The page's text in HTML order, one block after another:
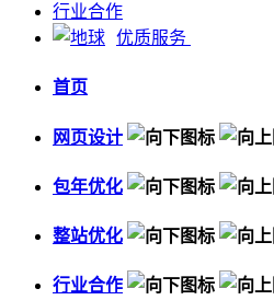
行业合作
优质服务
首页
网页设计
包年优化
整站优化
行业合作